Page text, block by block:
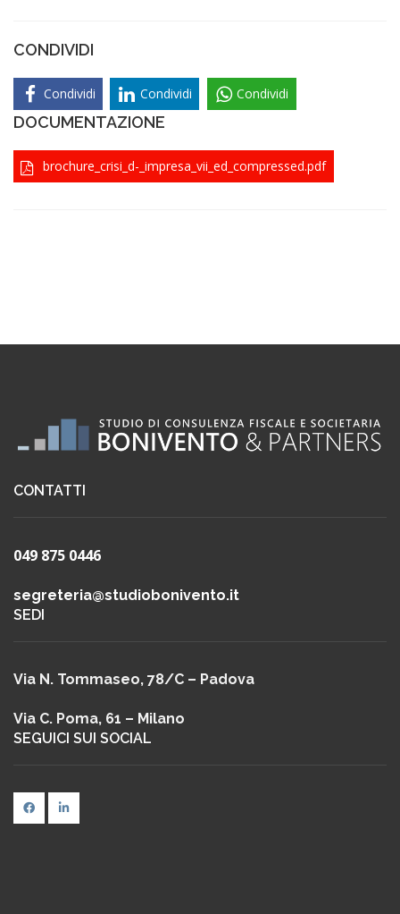
CONDIVIDI
Condividi Condividi Condividi
DOCUMENTAZIONE
brochure_crisi_d-_impresa_vii_ed_compressed.pdf
CONTATTI
049 875 0446
segreteria@studiobonivento.it
SEDI
Via N. Tommaseo, 78/C – Padova
Via C. Poma, 61 – Milano
SEGUICI SUI SOCIAL